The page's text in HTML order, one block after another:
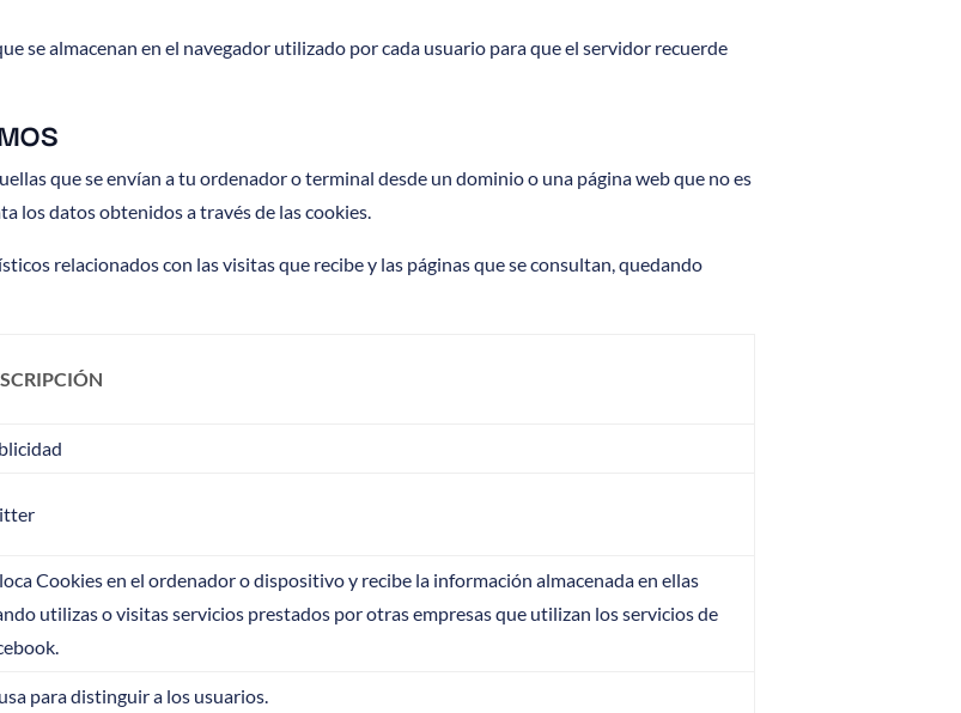
se almacenan en el navegador utilizado por cada usuario para que el servidor recuerde
que se envían a tu ordenador o terminal desde un dominio o una página web que no es
los datos obtenidos a través de las cookies.
relacionados con las visitas que recibe y las páginas que se consultan, quedando
Cookies en el ordenador o dispositivo y recibe la información almacenada en ellas
utilizas o visitas servicios prestados por otras empresas que utilizan los servicios de
para distinguir a los usuarios.